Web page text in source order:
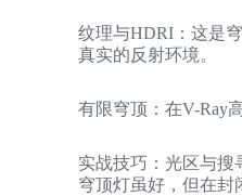
纹理与HDRI：这是
真实的反射环境。
有限穹顶：在V-Ray
实战技巧：光区与搜
穹顶灯虽好，但在封